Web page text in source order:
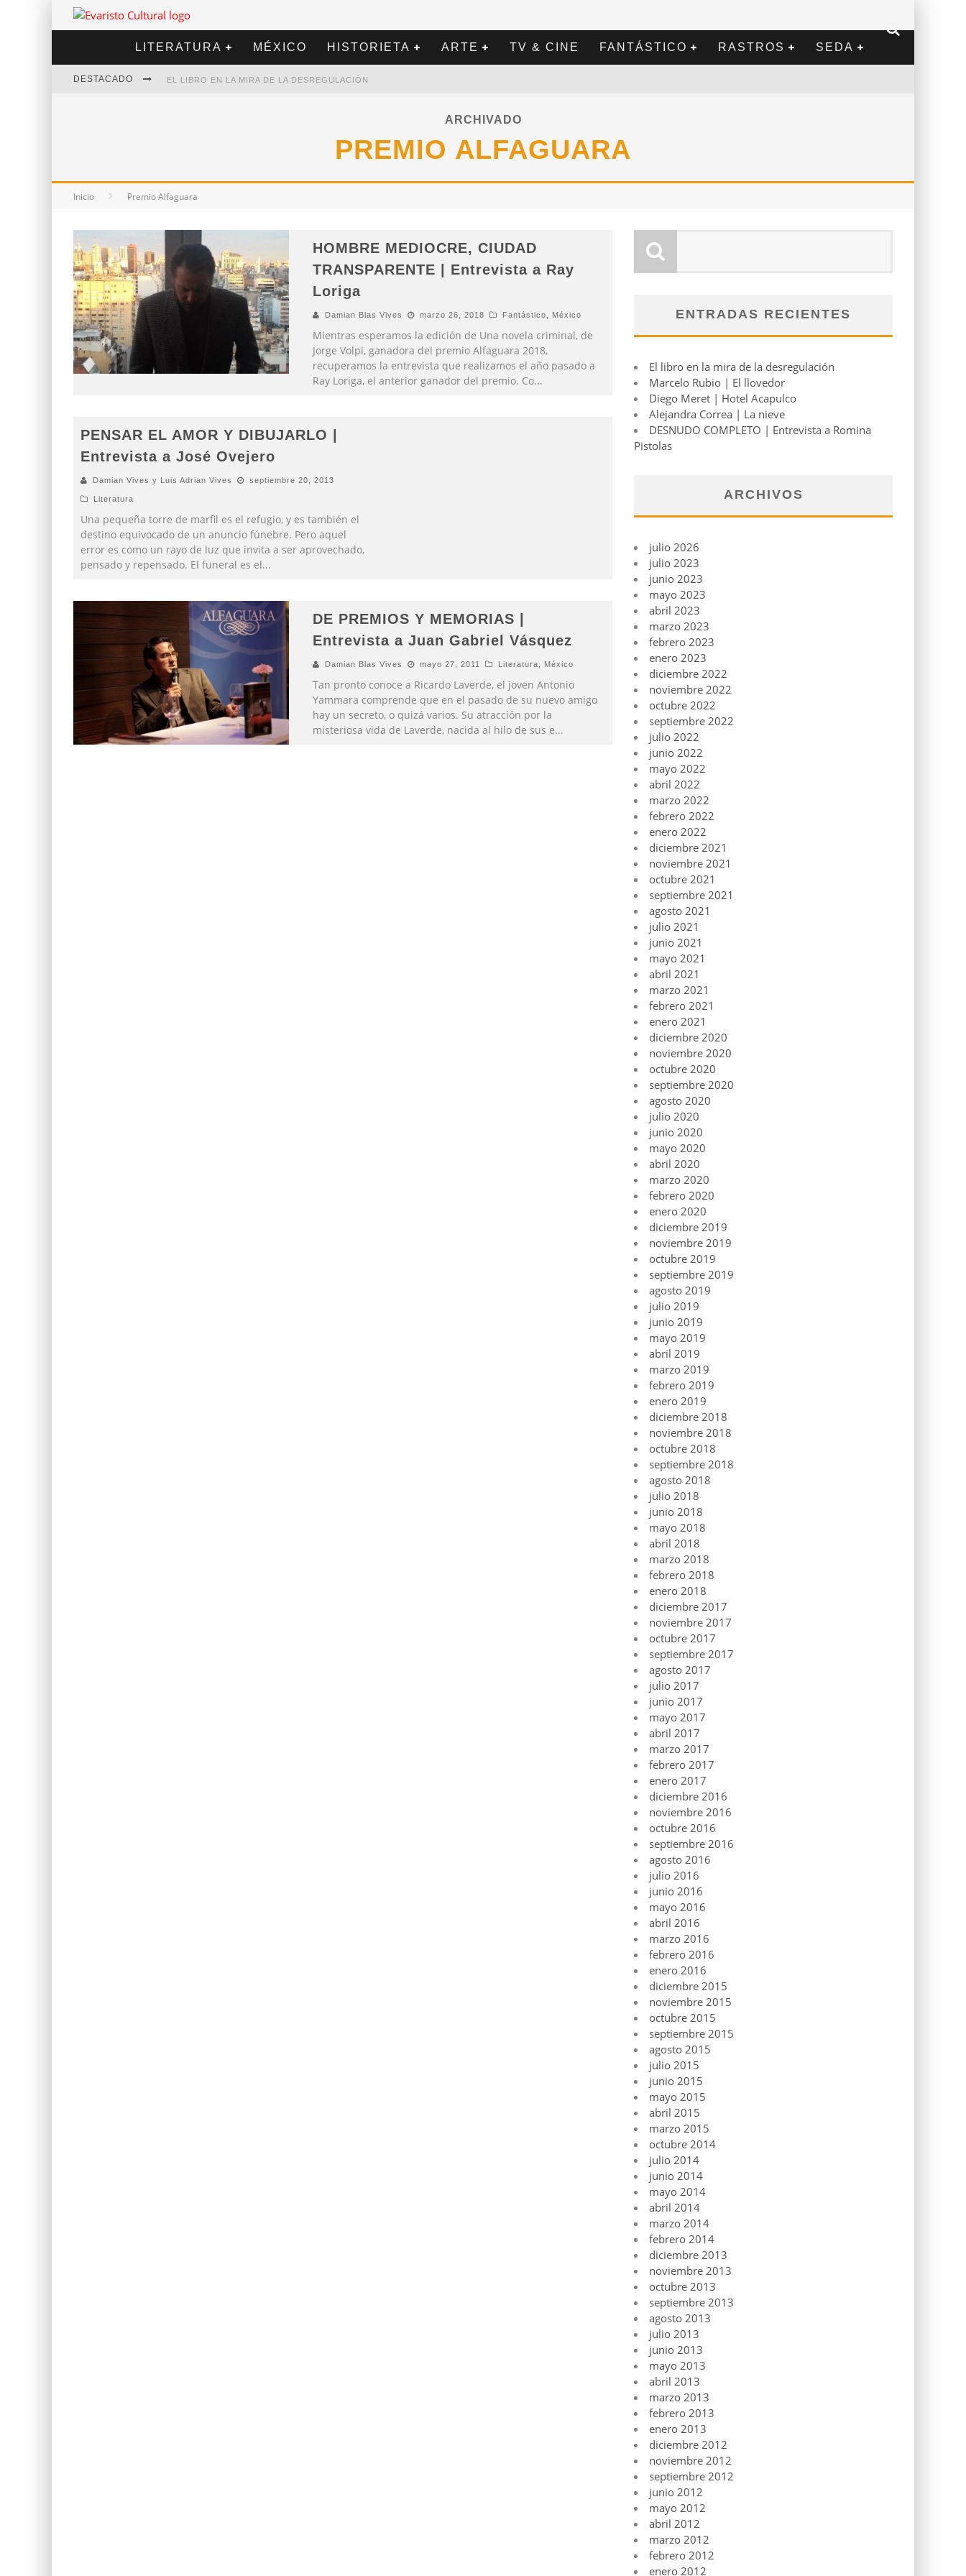
LITERATURA MÉXICO HISTORIETA ARTE TV & CINE FANTÁSTICO RASTROS SEDA
DESTACADO EL LIBRO EN LA MIRA DE LA DESREGULACIÓN
ARCHIVADO
PREMIO ALFAGUARA
Inicio Premio Alfaguara
HOMBRE MEDIOCRE, CIUDAD
TRANSPARENTE | Entrevista a Ray
Loriga
Damian Blas Vives marzo 26, 2018 Fantástico México
Mientras esperamos la edición de Una novela criminal, de
Jorge Volpi, ganadora del premio Alfaguara 2018,
recuperamos la entrevista que realizamos el año pasado a
Ray Loriga, el anterior ganador del premio. Co...
PENSAR EL AMOR Y DIBUJARLO |
Entrevista a José Ovejero
Damian Vives y Luis Adrian Vives septiembre 20, 2013
Literatura
Una pequeña torre de marfil es el refugio, y es también el
destino equivocado de un anuncio fúnebre. Pero aquel
error es como un rayo de luz que invita a ser aprovechado,
pensado y repensado. El funeral es el...
DE PREMIOS Y MEMORIAS |
Entrevista a Juan Gabriel Vásquez
Damian Blas Vives mayo 27, 2011 Literatura México
Tan pronto conoce a Ricardo Laverde, el joven Antonio
Yammara comprende que en el pasado de su nuevo amigo
hay un secreto, o quizá varios. Su atracción por la
misteriosa vida de Laverde, nacida al hilo de sus e...
ENTRADAS RECIENTES
El libro en la mira de la desregulación
Marcelo Rubio | El llovedor
Diego Meret | Hotel Acapulco
Alejandra Correa | La nieve
DESNUDO COMPLETO | Entrevista a Romina
Pistolas
ARCHIVOS
julio 2026
julio 2023
junio 2023
mayo 2023
abril 2023
marzo 2023
febrero 2023
enero 2023
diciembre 2022
noviembre 2022
octubre 2022
septiembre 2022
julio 2022
junio 2022
mayo 2022
abril 2022
marzo 2022
febrero 2022
enero 2022
diciembre 2021
noviembre 2021
octubre 2021
septiembre 2021
agosto 2021
julio 2021
junio 2021
mayo 2021
abril 2021
marzo 2021
febrero 2021
enero 2021
diciembre 2020
noviembre 2020
octubre 2020
septiembre 2020
agosto 2020
julio 2020
junio 2020
mayo 2020
abril 2020
marzo 2020
febrero 2020
enero 2020
diciembre 2019
noviembre 2019
octubre 2019
septiembre 2019
agosto 2019
julio 2019
junio 2019
mayo 2019
abril 2019
marzo 2019
febrero 2019
enero 2019
diciembre 2018
noviembre 2018
octubre 2018
septiembre 2018
agosto 2018
julio 2018
junio 2018
mayo 2018
abril 2018
marzo 2018
febrero 2018
enero 2018
diciembre 2017
noviembre 2017
octubre 2017
septiembre 2017
agosto 2017
julio 2017
junio 2017
mayo 2017
abril 2017
marzo 2017
febrero 2017
enero 2017
diciembre 2016
noviembre 2016
octubre 2016
septiembre 2016
agosto 2016
julio 2016
junio 2016
mayo 2016
abril 2016
marzo 2016
febrero 2016
enero 2016
diciembre 2015
noviembre 2015
octubre 2015
septiembre 2015
agosto 2015
julio 2015
junio 2015
mayo 2015
abril 2015
marzo 2015
octubre 2014
julio 2014
junio 2014
mayo 2014
abril 2014
marzo 2014
febrero 2014
diciembre 2013
noviembre 2013
octubre 2013
septiembre 2013
agosto 2013
julio 2013
junio 2013
mayo 2013
abril 2013
marzo 2013
febrero 2013
enero 2013
diciembre 2012
noviembre 2012
septiembre 2012
junio 2012
mayo 2012
abril 2012
marzo 2012
febrero 2012
enero 2012